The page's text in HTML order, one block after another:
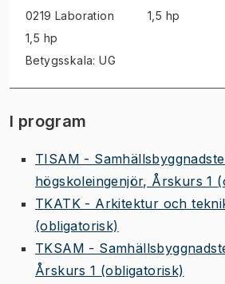
0219 Laboration
1,5 hp
Betygsskala: UG
1,5 hp
I program
TISAM -
högskoleingenjör, Årskurs 1
TKATK - Arkitektur och
(obligatorisk)
TKSAM -
Årskurs 1 (obligatorisk)